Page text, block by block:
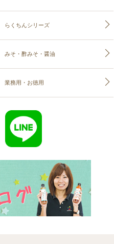
らくちんシリーズ
みそ・酢みそ・醤油
業務用・お徳用